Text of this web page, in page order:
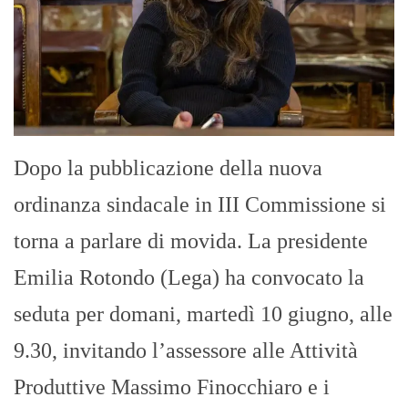
Dopo la pubblicazione della nuova
ordinanza sindacale in III Commissione si
torna a parlare di movida. La presidente
Emilia Rotondo (Lega) ha convocato la
seduta per domani, martedì 10 giugno, alle
9.30, invitando l’assessore alle Attività
Produttive Massimo Finocchiaro e i